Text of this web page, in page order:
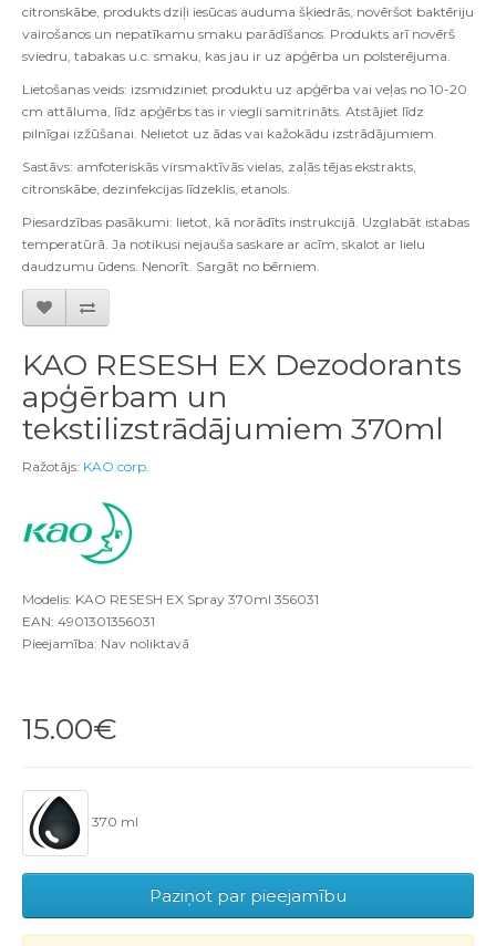
citronskābe, produkts dziļi iesūcas auduma šķiedrās, novēršot baktēriju
vairošanos un nepatīkamu smaku parādīšanos. Produkts arī novērš
sviedru, tabakas u.c. smaku, kas jau ir uz apģērba un polsterējuma.
Lietošanas veids: izsmidziniet produktu uz apģērba vai veļas no 10-20
cm attāluma, līdz apģērbs tas ir viegli samitrināts. Atstājiet līdz
pilnīgai izžūšanai. Nelietot uz ādas vai kažokādu izstrādājumiem.
Sastāvs: amfoteriskās virsmaktīvās vielas, zaļās tējas ekstrakts,
citronskābe, dezinfekcijas līdzeklis, etanols.
Piesardzības pasākumi: lietot, kā norādīts instrukcijā. Uzglabāt istabas
temperatūrā. Ja notikusi nejauša saskare ar acīm, skalot ar lielu
daudzumu ūdens. Nenorīt. Sargāt no bērniem.
KAO RESESH EX Dezodorants
apģērbam un
tekstilizstrādājumiem 370ml
Ražotājs: KAO corp.
Modelis: KAO RESESH EX Spray 370ml 356031
EAN: 4901301356031
Pieejamība: Nav noliktavā
15.00€
370 ml
Paziņot par pieejamību